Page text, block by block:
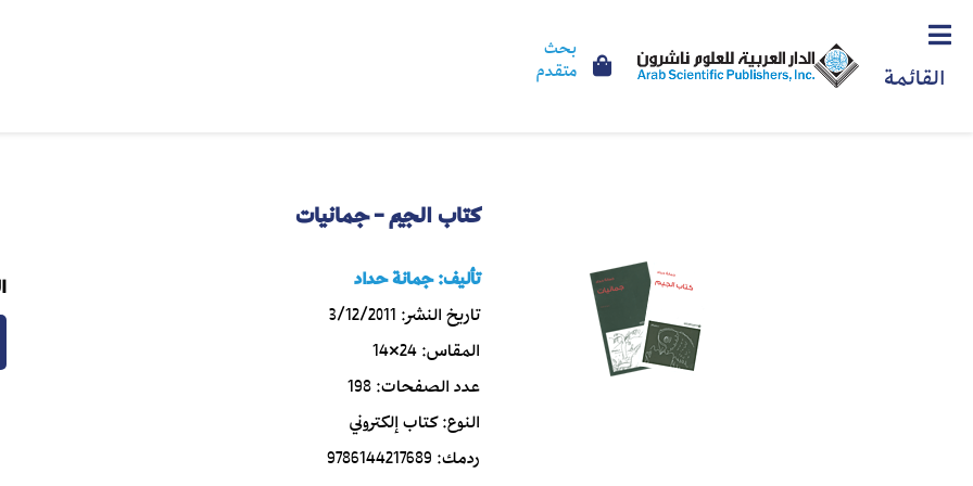
القائمة
بحث
متقدم
كتاب الجيم - جمانيات
تأليف:جمانة حداد
تاريخ النشر:3/12/2011
المقاس:24×14
عدد الصفحات:198
النوع:كتاب إلكتروني
ردمك:9786144217689